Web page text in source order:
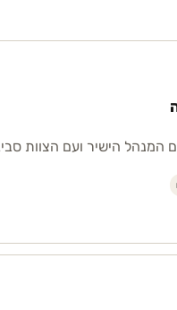
המנהל הישיר ועם הצוות